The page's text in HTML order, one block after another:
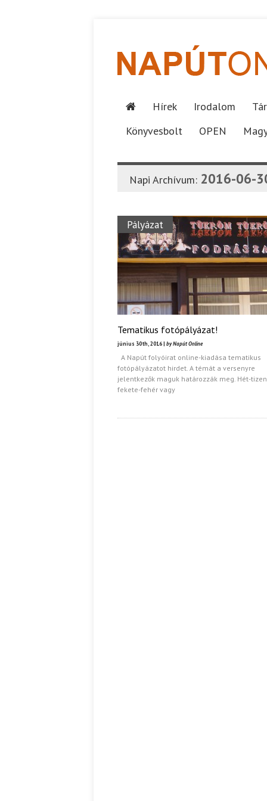
Hírek Irodalom
Könyvesbolt
OPEN
Napi Archívum: 2016-06-
Pályázat
Tematikus fotópályázat!
június 30th, 2016 | by Napút Online
A Napút folyóirat online-kiadása tematikus
fotópályázatot hirdet. A témát a versenyre
jelentkezők maguk határozzák meg. Hét-
fekete-fehér vagy